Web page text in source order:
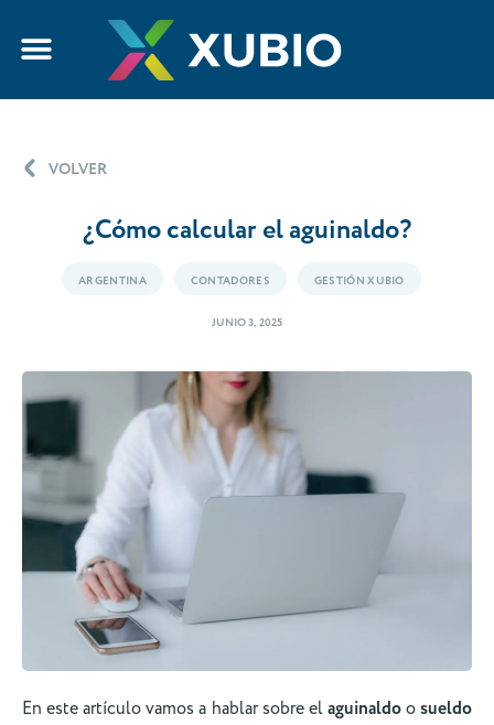
VOLVER
¿Cómo calcular el aguinaldo?
ARGENTINA CONTADORES GESTIÓN XUBIO
JUNIO 3, 2025
En este artículo vamos a hablar sobre elaguinaldoosueldo